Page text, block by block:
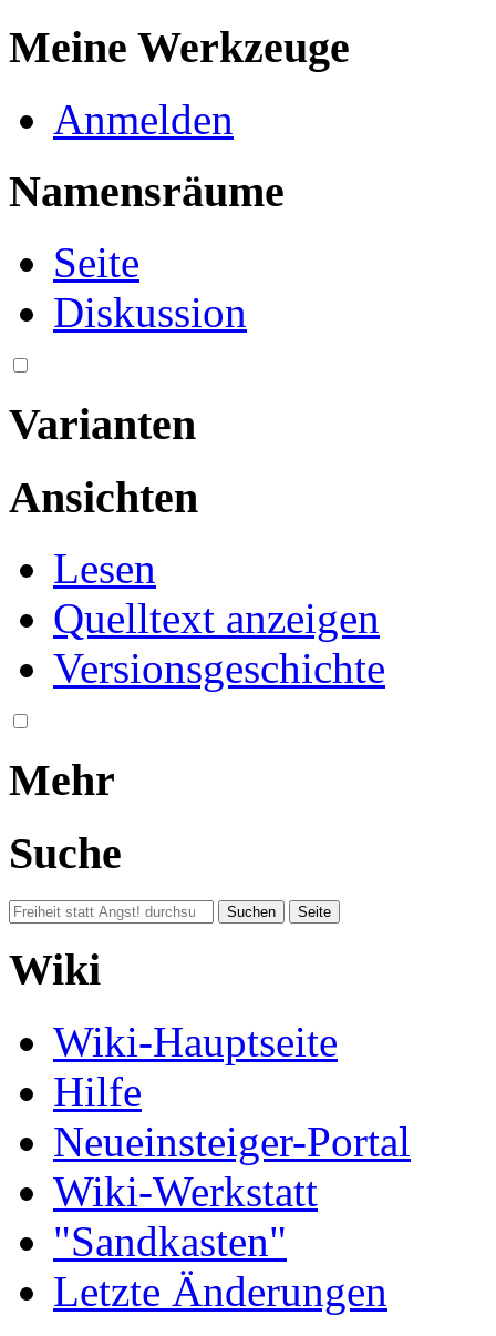
Meine Werkzeuge
Anmelden
Namensräume
Seite
Diskussion
Varianten
Ansichten
Lesen
Quelltext anzeigen
Versionsgeschichte
Mehr
Suche
Wiki
Wiki-Hauptseite
Hilfe
Neueinsteiger-Portal
Wiki-Werkstatt
"Sandkasten"
Letzte Änderungen